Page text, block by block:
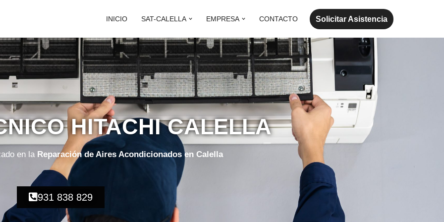
INICIO SAT-CALELLA EMPRESA CONTACTO Solicitar Asistencia
HITACHI CALELLA
en la Reparación de Aires Acondicionados en Calella
931 838 829